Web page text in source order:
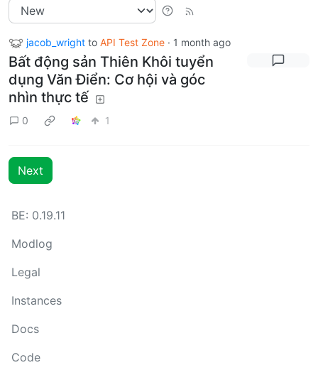
jacob_wright to API Test Zone · 1 month ago
Bất động sản Thiên Khôi tuyển
dụng Văn Điển: Cơ hội và góc
nhìn thực tế
0 1
Next
BE: 0.19.11
Modlog
Legal
Instances
Docs
Code